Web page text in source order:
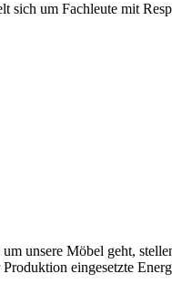
um Fachleute mit
unsere Möbel geht,
eingesetzte